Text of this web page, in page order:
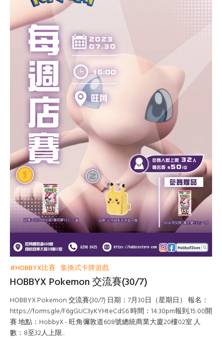
#HOBBYX比賽 集換式卡牌遊戲
HOBBYX Pokemon 交流賽(30/7)
HOBBYX Pokemon 交流賽(30/7) 日期：7月30日（星期日） 報名：
https://forms.gle/F6gGUC3yKYHteCdS6 時間：14:30pm報到,15:00開
賽 地點：HobbyX - 旺角彌敦道608號總統商業大廈20樓02室 人
數：8至32人上限...